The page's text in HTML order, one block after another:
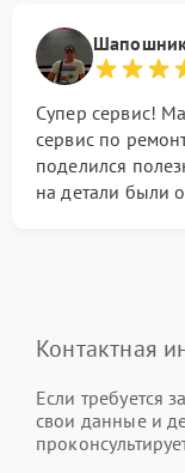
Супер сервис!
сервис по
поделился
на детали были
Контактная
Если требуется
свои данные и